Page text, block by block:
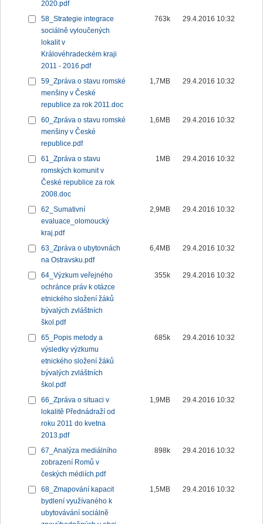
2020.pdf
58_Strategie integrace
sociálně vyloučených
lokalit v
Královéhradeckém kraji
2011 - 2016.pdf
763k 29.4.2016 10:32
59_Zpráva o stavu romské
menšiny v České
republice za rok 2011.doc
1,7MB 29.4.2016 10:32
60_Zpráva o stavu romské
menšiny v České
republice.pdf
1,6MB 29.4.2016 10:32
61_Zpráva o stavu
romských komunit v
České republice za rok
2008.doc
1MB 29.4.2016 10:32
62_Sumativní
evaluace_olomoucký
kraj.pdf
2,9MB 29.4.2016 10:32
63_Zpráva o ubytovnách
na Ostravsku.pdf
6,4MB 29.4.2016 10:32
64_Výzkum veřejného
ochránce práv k otázce
etnického složení žáků
bývalých zvláštních
škol.pdf
355k 29.4.2016 10:32
65_Popis metody a
výsledky výzkumu
etnického složení žáků
bývalých zvláštních
škol.pdf
685k 29.4.2016 10:32
66_Zpráva o situaci v
lokalitě Přednádraží od
roku 2011 do kvetna
2013.pdf
1,9MB 29.4.2016 10:32
67_Analýza mediálního
zobrazení Romů v
českých médiích.pdf
898k 29.4.2016 10:32
68_Zmapování kapacit
bydlení využívaného k
ubytovávání sociálně
1,5MB 29.4.2016 10:32